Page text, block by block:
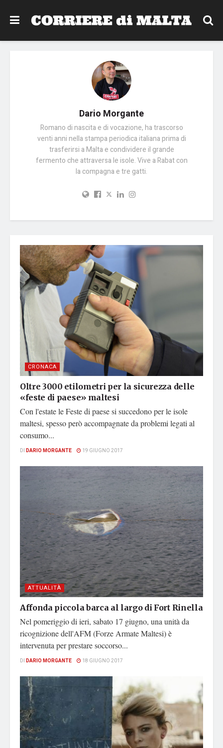
Dario Morgante
Romano di nascita e di vocazione, ha trascorso
venti anni nella stampa periodica italiana prima di
trasferirsi a Malta e condividere il grande
fermento che attraversa le isole. Vive a Rabat con
la compagna e tre gatti.
CRONACA
Oltre 3000 etilometri per la sicurezza delle
«feste di paese» maltesi
Con l'estate le Feste di paese si succedono per le isole
maltesi, spesso però accompagnate da problemi legati al
consumo...
DI DARIO MORGANTE 19 GIUGNO 2017
ATTUALITÀ
Affonda piccola barca al largo di Fort Rinella
Nel pomeriggio di ieri, sabato 17 giugno, una unità da
ricognizione dell'AFM (Forze Armate Maltesi) è
intervenuta per prestare soccorso...
DI DARIO MORGANTE 18 GIUGNO 2017